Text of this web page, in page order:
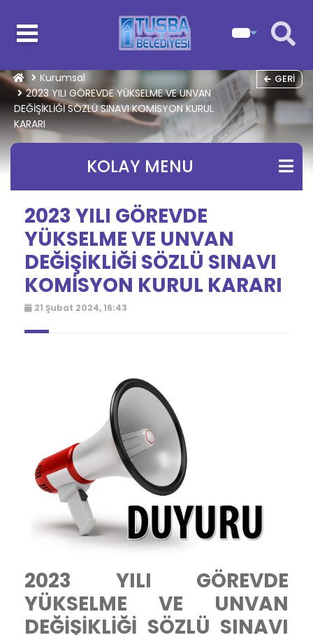
Kurumsal
2023 YILI GÖREVDE YÜKSELME VE UNVAN
DEĞİŞİKLİĞİ SÖZLÜ SINAVI KOMİSYON KURUL
KARARI
GERI
KOLAY MENU
2023 YILI GÖREVDE
YÜKSELME VE UNVAN
DEĞİŞİKLİĞİ SÖZLÜ SINAVI
KOMİSYON KURUL KARARI
21 Şubat 2024, 16:43
2023 YILI GÖREVDE
YÜKSELME VE UNVAN
DEĞİŞİKLİĞİ SÖZLÜ SINAVI